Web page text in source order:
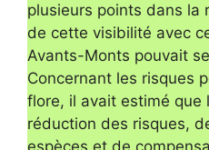
plusieurs points dans la
de cette visibilité avec
Avants-Monts pouvait
Concernant les risques
flore, il avait estimé que
réduction des risques,